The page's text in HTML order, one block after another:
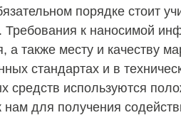
порядке стоит
Требования к наносимой
а также месту и качеству
стандартах и в
средств используются
нам для получения